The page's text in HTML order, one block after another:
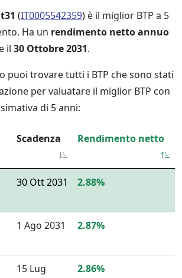
(IT0005542359) è il miglior BTP a 5
Ha un rendimento netto annuo
il 30 Ottobre 2031.
puoi trovare tutti i BTP che sono stati
per valuatare il miglior BTP con
di 5 anni:
Scadenza Rendimento netto
30 Ott 2031 2.88%
1 Ago 2031 2.87%
15 Lug
2.86%